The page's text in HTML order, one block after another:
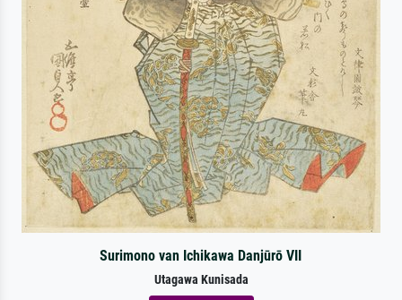
Surimono van Ichikawa Danjūrō VII
Utagawa Kunisada